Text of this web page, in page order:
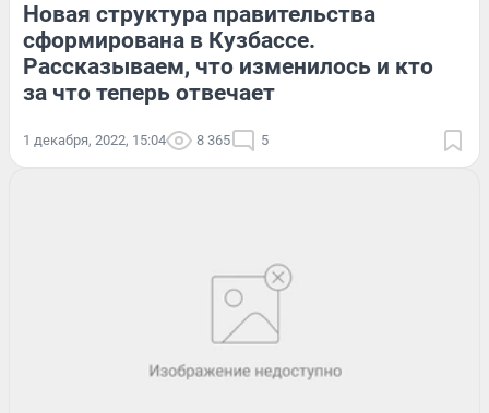
Новая структура правительства
сформирована в Кузбассе.
Рассказываем, что изменилось и кто
за что теперь отвечает
1 декабря, 2022, 15:04 8 365 5